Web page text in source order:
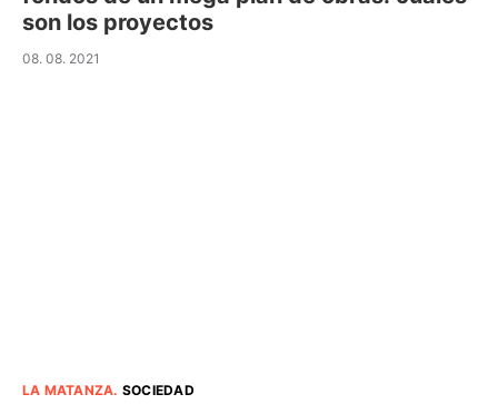
son los proyectos
08. 08. 2021
LA MATANZA. SOCIEDAD